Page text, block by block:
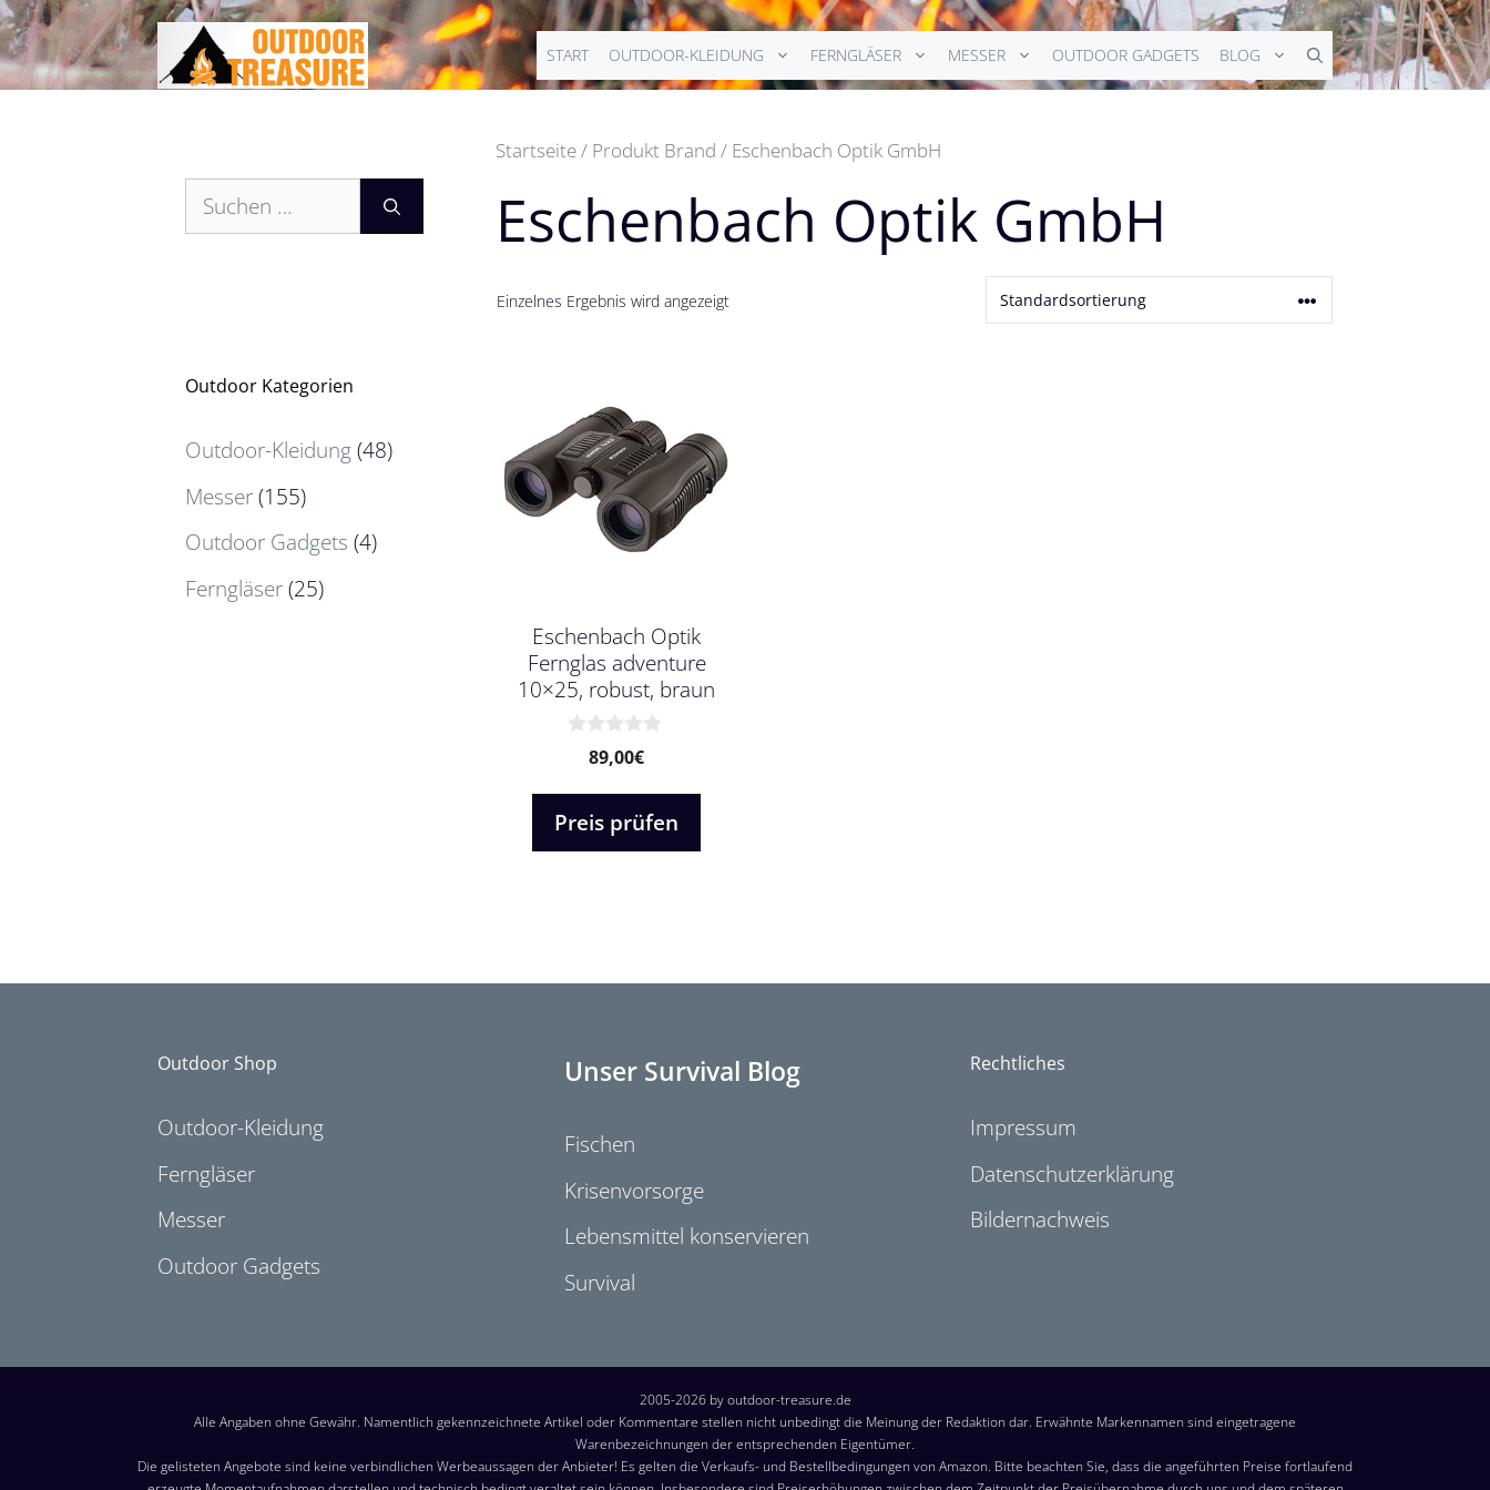
Zum
Inhalt
springen
START OUTDOOR-KLEIDUNG FERNGLÄSER MESSER OUTDOOR GADGETS BLOG
Startseite/ Produkt Brand / Eschenbach Optik GmbH
Eschenbach Optik GmbH
Einzelnes Ergebnis wird angezeigt
Eschenbach Optik
Fernglas adventure
10×25, robust, braun
5
89,00€
Preis prüfen
Suchen
nach:
Outdoor Kategorien
Outdoor-Kleidung(48)
Messer(155)
Outdoor Gadgets (4)
Ferngläser(25)
Outdoor Shop
Outdoor-Kleidung
Ferngläser
Messer
Outdoor Gadgets
Unser Survival Blog
Fischen
Krisenvorsorge
Lebensmittel konservieren
Survival
Rechtliches
Impressum
Datenschutzerklärung
Bildernachweis
2005-2026 by outdoor-treasure.de
Alle Angaben ohne Gewähr. Namentlich gekennzeichnete Artikel oder Kommentare stellen nicht unbedingt die Meinung der Redaktion dar. Erwähnte Markennamen sind eingetragene
Warenbezeichnungen der entsprechenden Eigentümer.
Die gelisteten Angebote sind keine verbindlichen Werbeaussagen der Anbieter! Es gelten die Verkaufs- und Bestellbedingungen von Amazon. Bitte beachten Sie, dass die angeführten Preise fortlaufend